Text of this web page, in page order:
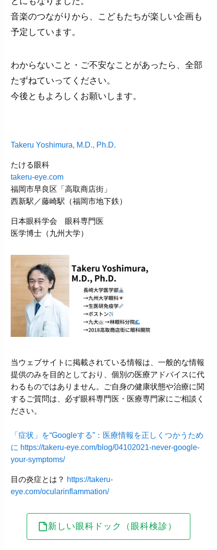
音楽のつながりから、こどもたちが楽しい企画も
予定しています。
わからないこと・ご不安なことがあったら、全部
たずねていってください。
今後ともよろしくお願いします。
Takeru Yoshimura, M.D., Ph.D.
たける眼科
takeru-eye.com
福岡市早良区「高取商店街」
西新駅／藤崎駅（福岡市地下鉄）
日本眼科学会 眼科専門医
医学博士（九州大学）
当ウェブサイトに掲載されている情報は、一般的な情報
提供のみを目的としており、個別の医療アドバイスに代
わるものではありません。ご自身の健康状態や治療に関
するご質問は、必ず眼科専門医・医療専門家にご相談く
ださい。
「症状」を“Googleする”：医療情報を正しくつかうため
に https://takeru-eye.com/blog/04102021-never-google-
your-symptoms/
目の炎症とは？ https://takeru-
eye.com/ocularinflammation/
新しい眼科ドック（眼科検診）